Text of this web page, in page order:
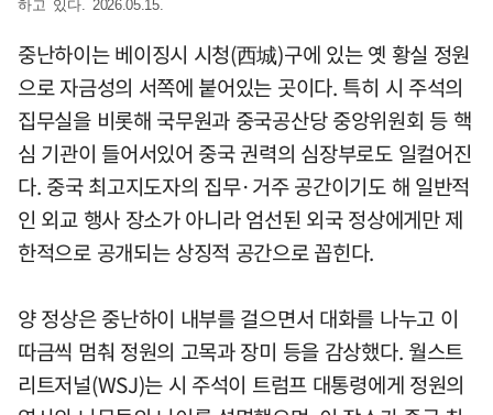
하고 있다. 2026.05.15.
중난하이는 베이징시 시청(西城)구에 있는 옛 황실 정원
으로 자금성의 서쪽에 붙어있는 곳이다. 특히 시 주석의
집무실을 비롯해 국무원과 중국공산당 중앙위원회 등 핵
심 기관이 들어서있어 중국 권력의 심장부로도 일컬어진
다. 중국 최고지도자의 집무·거주 공간이기도 해 일반적
인 외교 행사 장소가 아니라 엄선된 외국 정상에게만 제
한적으로 공개되는 상징적 공간으로 꼽힌다.
양 정상은 중난하이 내부를 걸으면서 대화를 나누고 이
따금씩 멈춰 정원의 고목과 장미 등을 감상했다. 월스트
리트저널(WSJ)는 시 주석이 트럼프 대통령에게 정원의